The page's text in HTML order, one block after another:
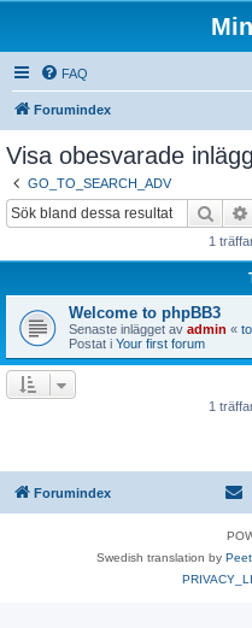
FAQ
Forumindex
Visa obesvarade inlägg
GO_TO_SEARCH_ADV
Sök
1
Welcome to phpBB3
Senaste inlägget av admin «
Postat i Your first forum
1
Forumindex
Swedish translation by